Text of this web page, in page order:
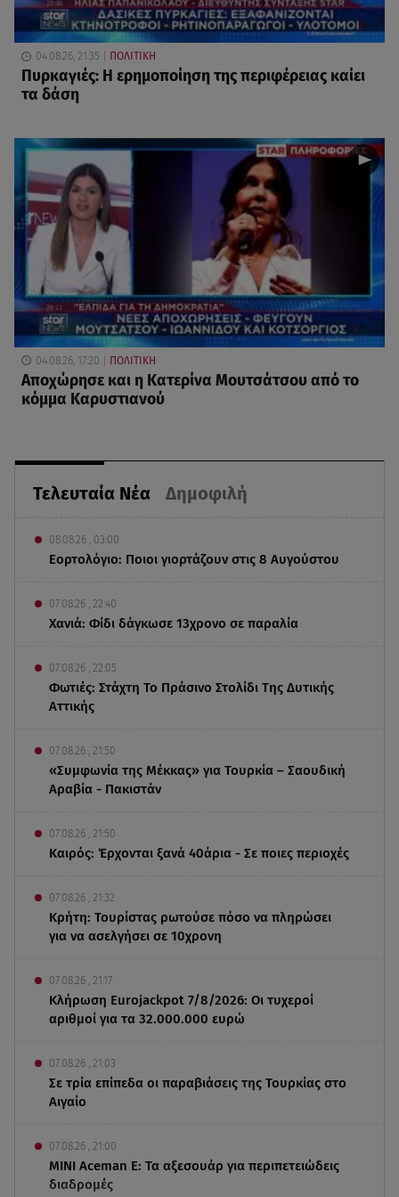
Τελευταία Νέα Δημοφιλή
08.08.26 , 03:00
Εορτολόγιο: Ποιοι γιορτάζουν στις 8 Αυγούστου
07.08.26 , 22:40
Χανιά: Φίδι δάγκωσε 13χρονο σε παραλία
07.08.26 , 22:05
Φωτιές: Στάχτη Το Πράσινο Στολίδι Της Δυτικής
Αττικής
07.08.26 , 21:50
«Συμφωνία της Μέκκας» για Τουρκία – Σαουδική
Αραβία - Πακιστάν
07.08.26 , 21:50
Καιρός: Έρχονται ξανά 40άρια - Σε ποιες περιοχές
07.08.26 , 21:32
Κρήτη: Τουρίστας ρωτούσε πόσο να πληρώσει
για να ασελγήσει σε 10χρονη
07.08.26 , 21:17
Κλήρωση Eurojackpot 7/8/2026: Οι τυχεροί
αριθμοί για τα 32.000.000 ευρώ
07.08.26 , 21:03
Σε τρία επίπεδα οι παραβιάσεις της Τουρκίας στο
Αιγαίο
07.08.26 , 21:00
MINI Aceman E: Τα αξεσουάρ για περιπετειώδεις
διαδρομές
04.08.26, 21:35 ΠΟΛΙΤΙΚΗ
Πυρκαγιές: Η ερημοποίηση της περιφέρειας καίει
τα δάση
04.08.26, 17:20 ΠΟΛΙΤΙΚΗ
Αποχώρησε και η Κατερίνα Μουτσάτσου από το
κόμμα Καρυστιανού